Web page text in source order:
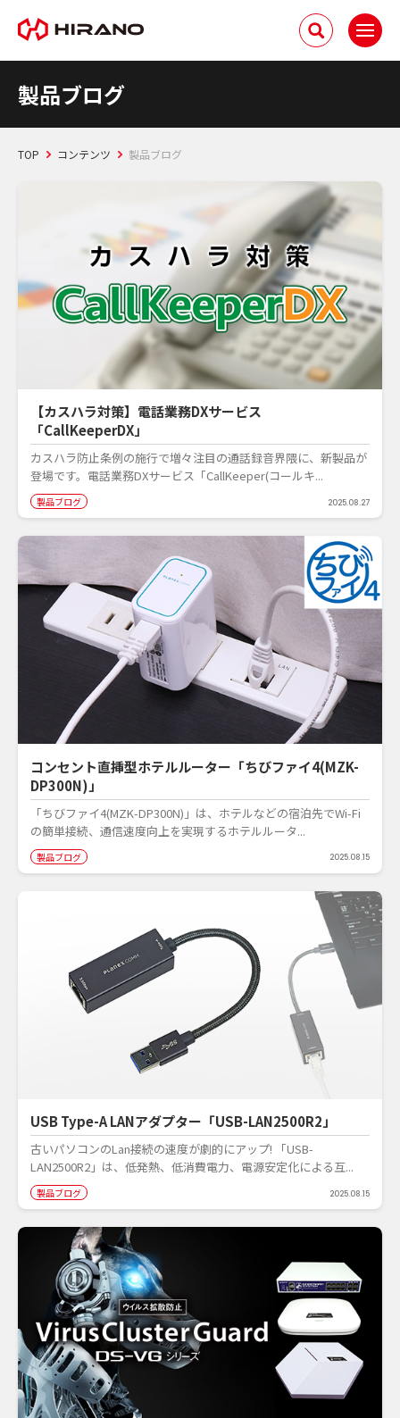
製品ブログ
TOP コンテンツ 製品ブログ
【カスハラ対策】電話業務DXサービス
「CallKeeperDX」
カスハラ防止条例の施行で増々注目の通話録音界隈に、新製品が
登場です。電話業務DXサービス「CallKeeper(コールキ...
製品ブログ 2025.08.27
コンセント直挿型ホテルルーター「ちびファイ4(MZK-
DP300N)」
「ちびファイ4(MZK-DP300N)」は、ホテルなどの宿泊先でWi-Fi
の簡単接続、通信速度向上を実現するホテルルータ...
製品ブログ 2025.08.15
USB Type-A LANアダプター「USB-LAN2500R2」
古いパソコンのLan接続の速度が劇的にアップ! 「USB-
LAN2500R2」は、低発熱、低消費電力、電源安定化による互...
製品ブログ 2025.08.15